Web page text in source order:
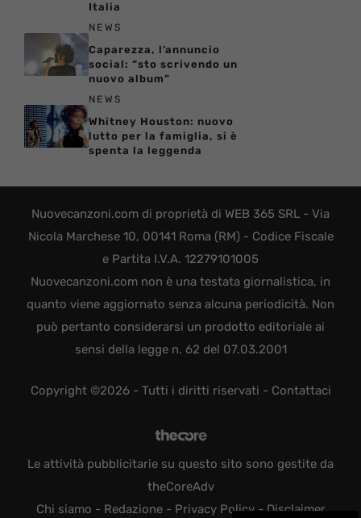
Italia
NEWS
Caparezza, l’annuncio
social: “sto scrivendo un
nuovo album”
NEWS
Whitney Houston: nuovo
lutto per la famiglia, si è
spenta la leggenda
Nuovecanzoni.com di proprietà di WEB 365 SRL - Via
Nicola Marchese 10, 00141 Roma (RM) - Codice Fiscale
e Partita I.V.A. 12279101005
Nuovecanzoni.com non è una testata giornalistica, in
quanto viene aggiornato senza alcuna periodicità. Non
può pertanto considerarsi un prodotto editoriale ai
sensi della legge n. 62 del 07.03.2001
Copyright ©2026 - Tutti i diritti riservati - Contattaci
Le attività pubblicitarie su questo sito sono gestite da
theCoreAdv
Chi siamo - Redazione- Privacy Policy- Disclaimer